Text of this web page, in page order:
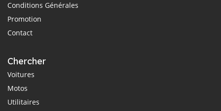
Conditions Générales
Promotion
Contact
Chercher
Voitures
Motos
Utilitaires